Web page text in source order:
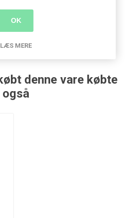
moulds
denne vare købte
også
OK
LÆS MERE